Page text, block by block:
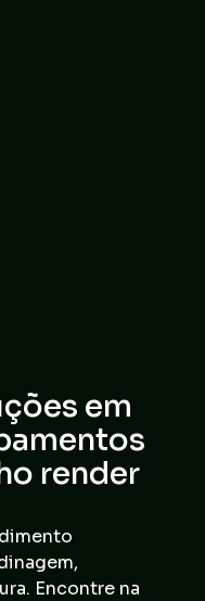
em
render
Encontre na